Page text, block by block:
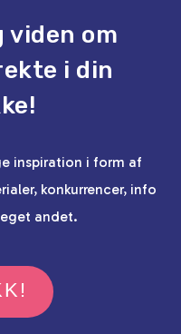
viden om
i din
inspiration i form af
konkurrencer, info
andet.